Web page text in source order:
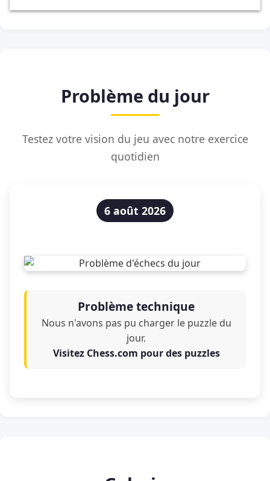
Problème du jour
Testez votre vision du jeu avec notre exercice
quotidien
6 août 2026
Problème technique
Nous n'avons pas pu charger le puzzle du
jour.
Visitez Chess.com pour des puzzles